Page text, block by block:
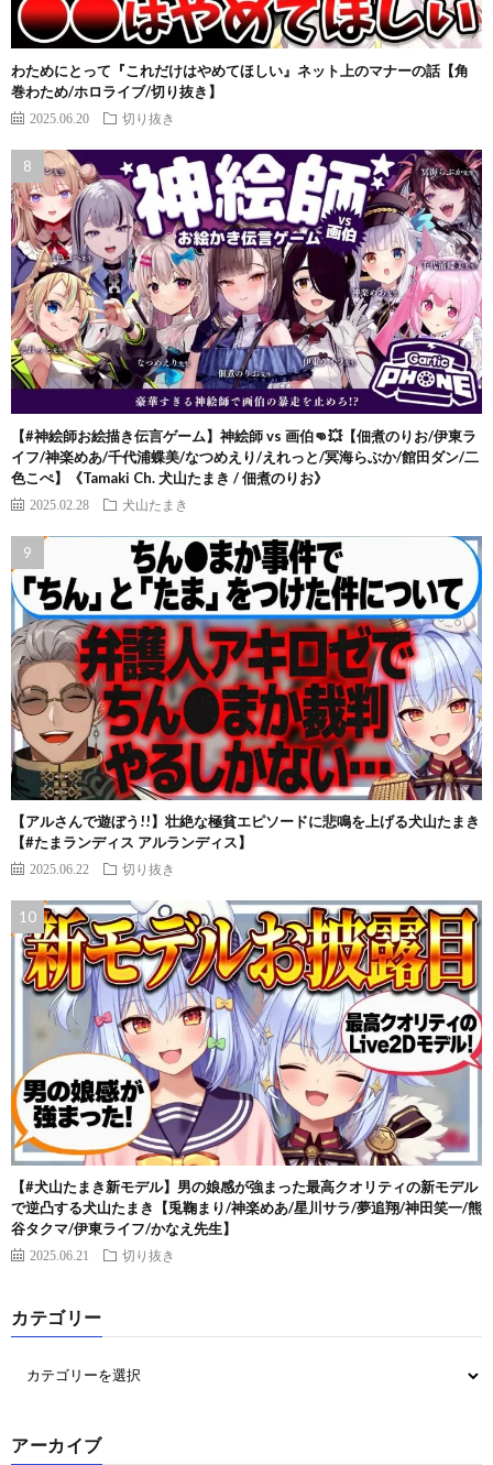
わためにとって『これだけはやめてほしい』ネット上のマナーの話【角
巻わため/ホロライブ/切り抜き】
2025.06.20 切り抜き
【#神絵師お絵描き伝言ゲーム】神絵師 vs 画伯👊💥【佃煮のりお/伊東ラ
イフ/神楽めあ/千代浦蝶美/なつめえり/えれっと/冥海らぶか/館田ダン/二
色こぺ】《Tamaki Ch. 犬山たまき / 佃煮のりお》
2025.02.28 犬山たまき
【アルさんで遊ぼう!!】壮絶な極貧エピソードに悲鳴を上げる犬山たまき
【#たまランディス アルランディス】
2025.06.22 切り抜き
【#犬山たまき新モデル】男の娘感が強まった最高クオリティの新モデル
で逆凸する犬山たまき【兎鞠まり/神楽めあ/星川サラ/夢追翔/神田笑一/熊
谷タクマ/伊東ライフ/かなえ先生】
2025.06.21 切り抜き
カテゴリー
アーカイブ